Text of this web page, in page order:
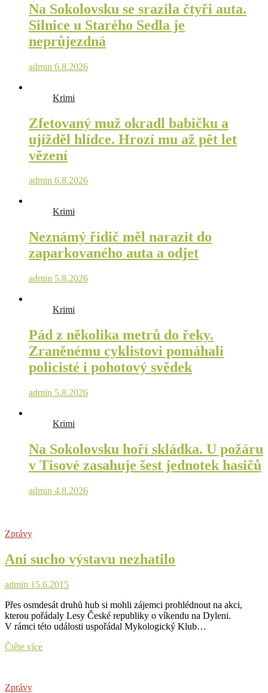
Na Sokolovsku se srazila čtyři auta.
Silnice u Starého Sedla je
neprůjezdná
admin 6.8.2026
Krimi
Zfetovaný muž okradl babičku a
ujížděl hlídce. Hrozí mu až pět let
vězení
admin 6.8.2026
Krimi
Neznámý řidič měl narazit do
zaparkovaného auta a odjet
admin 5.8.2026
Krimi
Pád z několika metrů do řeky.
Zraněnému cyklistovi pomáhali
policisté i pohotový svědek
admin 5.8.2026
Krimi
Na Sokolovsku hoří skládka. U požáru
v Tisové zasahuje šest jednotek hasičů
admin 4.8.2026
Zprávy
Ani sucho výstavu nezhatilo
admin 15.6.2015
Přes osmdesát druhů hub si mohli zájemci prohlédnout na akci,
kterou pořádaly Lesy České republiky o víkendu na Dyleni.
V rámci této události uspořádal Mykologický Klub…
Čtěte víceAni
Zprávy